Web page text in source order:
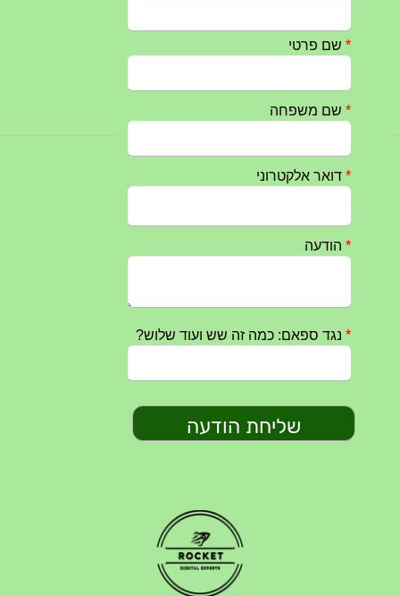
מופע הגבעטרון ב 10.10.2024 נדחה בשל המצב הבטחוני
חרבות ברזל – הודעה 1 – 14.10.2023